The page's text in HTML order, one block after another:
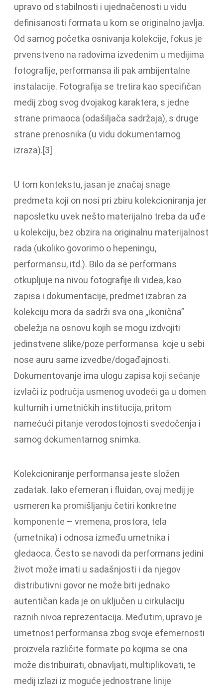
upravo od stabilnosti i ujednačenosti u vidu
definisanosti formata u kom se originalno javlja.
Od samog početka osnivanja kolekcije, fokus je
prvenstveno na radovima izvedenim u medijima
fotografije, performansa ili pak ambijentalne
instalacije. Fotografija se tretira kao specifičan
medij zbog svog dvojakog karaktera, s jedne
strane primaoca (odašiljača sadržaja), s druge
strane prenosnika (u vidu dokumentarnog
izraza).[3]
U tom kontekstu, jasan je značaj snage
predmeta koji on nosi pri zbiru kolekcioniranja jer
naposletku uvek nešto materijalno treba da uđe
u kolekciju, bez obzira na originalnu materijalnost
rada (ukoliko govorimo o hepeningu,
performansu, itd.). Bilo da se performans
otkupljuje na nivou fotografije ili videa, kao
zapisa i dokumentacije, predmet izabran za
kolekciju mora da sadrži sva ona „ikonična”
obeležja na osnovu kojih se mogu izdvojiti
jedinstvene slike/poze performansa koje u sebi
nose auru same izvedbe/događajnosti.
Dokumentovanje ima ulogu zapisa koji sećanje
izvlači iz područja usmenog uvodeći ga u domen
kulturnih i umetničkih institucija, pritom
namećući pitanje verodostojnosti svedočenja i
samog dokumentarnog snimka.
Kolekcioniranje performansa jeste složen
zadatak. Iako efemeran i fluidan, ovaj medij je
usmeren ka promišljanju četiri konkretne
komponente – vremena, prostora, tela
(umetnika) i odnosa između umetnika i
gledaoca. Često se navodi da performans jedini
život može imati u sadašnjosti i da njegov
distributivni govor ne može biti jednako
autentičan kada je on uključen u cirkulaciju
raznih nivoa reprezentacija. Međutim, upravo je
umetnost performansa zbog svoje efemernosti
proizvela različite formate po kojima se ona
može distribuirati, obnavljati, multiplikovati, te
medij izlazi iz moguće jednostrane linije